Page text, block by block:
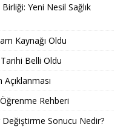
Yeni Nesil Sağlık
Kaynağı Oldu
Tarihi Belli Oldu
Rehberi
Sonucu Nedir?